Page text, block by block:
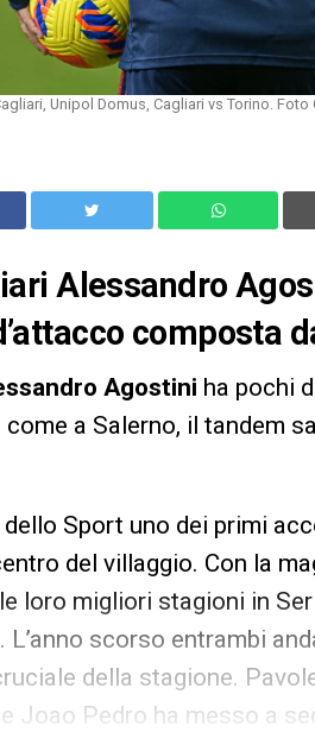
Unipol Domus, Cagliari vs Torino.
Alessandro
composta
Agostini ha pochi
a Salerno, il tandem
Sport uno dei primi
del villaggio. Con la
loro migliori stagioni in
scorso entrambi
della stagione.
Joao Pedro ha messo a